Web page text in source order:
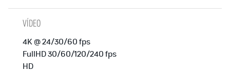
VÍDEO
4K @ 24/30/60 fps
FullHD 30/60/120/240 fps
HD